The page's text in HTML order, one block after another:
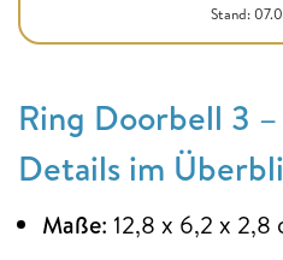
Stand:
Ring Doorbell 3 –
Details im
Maße: 12,8 x 6,2 x 2,8